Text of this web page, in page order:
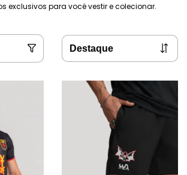
exclusivos para vocë vestir e colecionar.